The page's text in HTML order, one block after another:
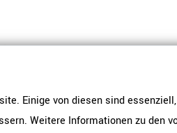
Einige von diesen sind
Weitere Informationen zu den